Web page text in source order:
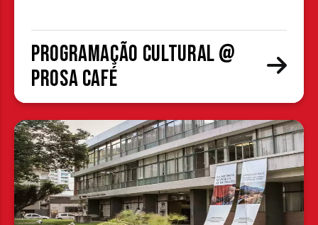
Programação cultural @
Prosa Café